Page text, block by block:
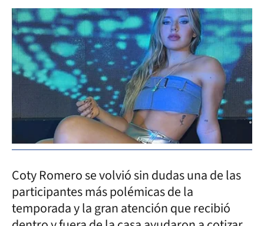
Coty Romero se volvió sin dudas una de las
participantes más polémicas de la
temporada y la gran atención que recibió